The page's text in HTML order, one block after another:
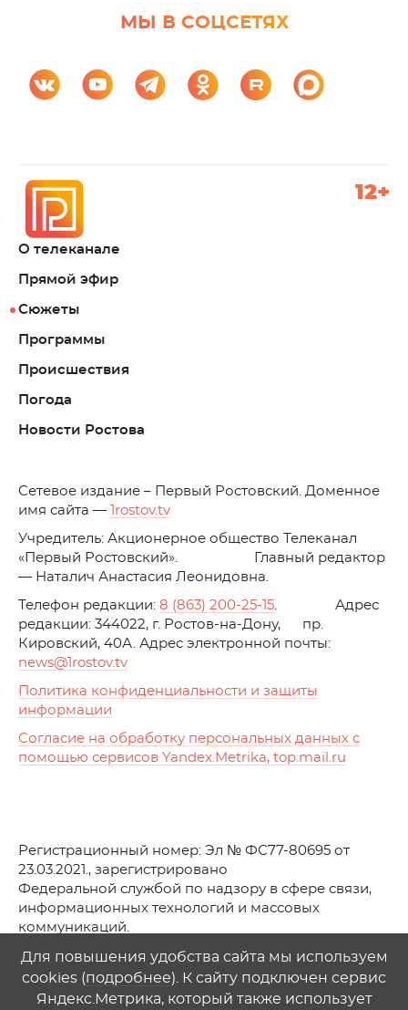
МЫ В СОЦСЕТЯХ
О телеканале
Прямой эфир
Сюжеты
Программы
Происшествия
Погода
Новости Ростова
12+
Cетевое издание – Первый Ростовский. Доменное
имя сайта —
1rostov.tv
Учредитель: Акционерное общество Телеканал
«Первый Ростовский». Главный редактор
— Наталич Анастасия Леонидовна.
Телефон редакции: 8 (863) 200-25-15. Адрес
редакции: 344022, г. Ростов-на-Дону, пр.
Кировский, 40А. Адрес электронной почты:
news@1rostov.tv
Политика конфиденциальности и защиты
информации
Согласие на обработку персональных данных с
помощью сервисов Yandex.Metrika, top.mail.ru
Регистрационный номер: Эл № ФС77-80695 от
23.03.2021., зарегистрировано
Федеральной службой по надзору в сфере связи,
информационных технологий и массовых
коммуникаций.
© АО Телеканал «Первый Ростовский» (2021-2025)
Любое использование материалов сайта возможно
только при указании гиперссылки на1rostov.tv
Для повышения удобства сайта мы используем
cookies (подробнее). К сайту подключен сервис
Яндекс.Метрика, который также использует